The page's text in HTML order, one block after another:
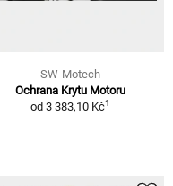
SW-Motech
Ochrana Krytu Motoru
od 3 383,10 Kč1